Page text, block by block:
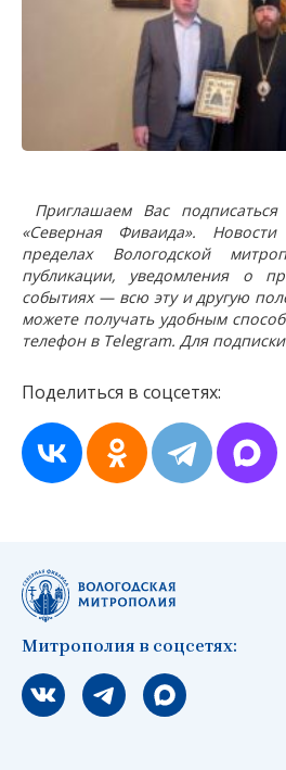
Приглашаем Вас
«Северная Фиваида».
пределах Вологодской
публикации, уведомления о
событиях — всю эту и другую
можете получать удобным
телефон в Telegram. Для
Поделиться в соцсетях:
Митрополия в соцсетях:
Мы вконтакте
Мы в telegram
Мы в Макс